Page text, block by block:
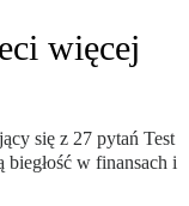
więcej
się z 27 pytań Test
w finansach i